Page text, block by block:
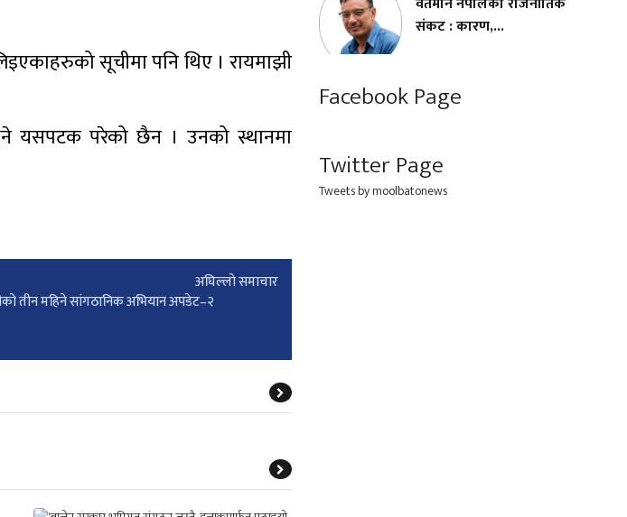
सूचीमा पनि थिए । रायमाझी
यसपटक परेको छैन । उनको स्थानमा
अघिल्लाे समाचार
तीन महिने सांगठानिक अभियान अपडेट–२
संकट : कारण,...
Facebook Page
Twitter Page
Tweets by moolbatonews